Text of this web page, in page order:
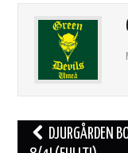
DJURGÅRDEN